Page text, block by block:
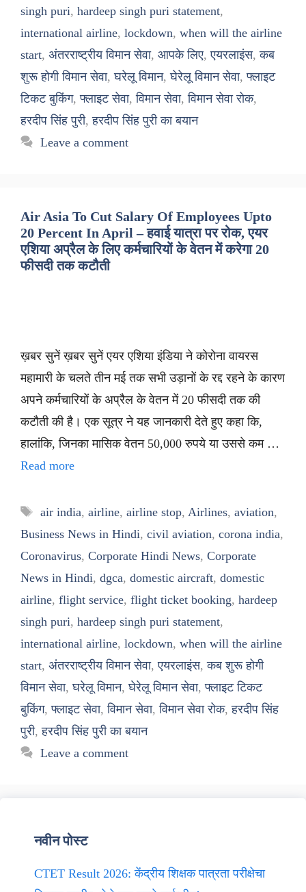
singh puri, hardeep singh puri statement,
international airline, lockdown, when will the airline
start, अंतरराष्ट्रीय विमान सेवा, आपके लिए,एयरलाइंस,कब
शुरू होगी विमान सेवा,घरेलू विमान,घेरेलू विमान सेवा,फ्लाइट
टिकट बुकिंग,फ्लाइट सेवा,विमान सेवा,विमान सेवा रोक,
हरदीप सिंह पुरी,हरदीप सिंह पुरी का बयान
Leave a comment
Air Asia To Cut Salary Of Employees Upto
20 Percent In April – हवाई यात्रा पर रोक, एयर
एशिया अप्रैल के लिए कर्मचारियों के वेतन में करेगा 20
फीसदी तक कटौती
ख़बर सुनें ख़बर सुनें एयर एशिया इंडिया ने कोरोना वायरस
महामारी के चलते तीन मई तक सभी उड़ानों के रद्द रहने के कारण
अपने कर्मचारियों के अप्रैल के वेतन में 20 फीसदी तक की
कटौती की है। एक सूत्र ने यह जानकारी देते हुए कहा कि,
हालांकि, जिनका मासिक वेतन 50,000 रुपये या उससे कम …
Read more
Tags
air india, airline, airline stop, Airlines, aviation,
Business News in Hindi, civil aviation, corona india,
Coronavirus, Corporate Hindi News, Corporate
News in Hindi, dgca, domestic aircraft, domestic
airline, flight service, flight ticket booking, hardeep
singh puri, hardeep singh puri statement,
international airline, lockdown, when will the airline
start, अंतरराष्ट्रीय विमान सेवा,एयरलाइंस,कब शुरू होगी
विमान सेवा,घरेलू विमान,घेरेलू विमान सेवा,फ्लाइट टिकट
बुकिंग,फ्लाइट सेवा,विमान सेवा,विमान सेवा रोक,हरदीप सिंह
पुरी,हरदीप सिंह पुरी का बयान
Leave a comment
नवीन पोस्ट
CTET Result 2026: केंद्रीय शिक्षक पात्रता परीक्षेचा